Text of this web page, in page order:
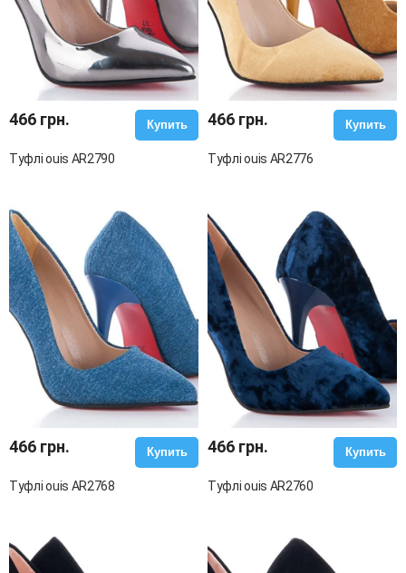
466 грн. Купить
Туфлі ouis AR2790
466 грн. Купить
Туфлі ouis AR2776
466 грн. Купить
Туфлі ouis AR2768
466 грн. Купить
Туфлі ouis AR2760